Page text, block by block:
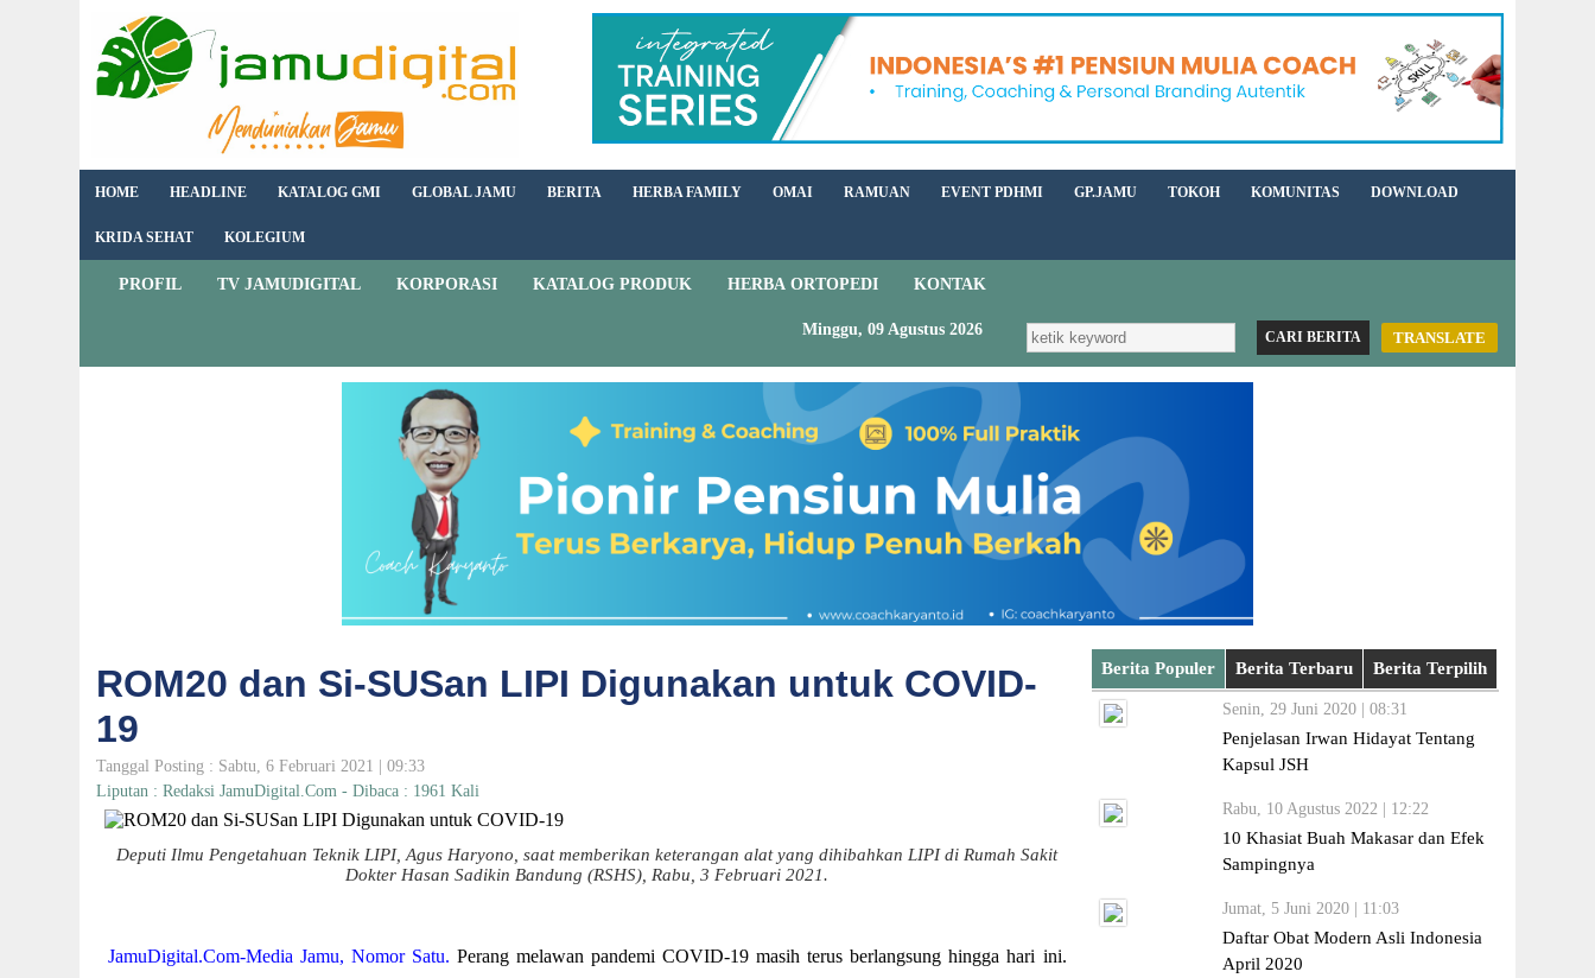
HOME HEADLINE KATALOG GMI GLOBAL JAMU BERITA HERBA FAMILY OMAI RAMUAN EVENT PDHMI GP.JAMU TOKOH KOMUNITAS DOWNLOAD
KRIDA SEHAT KOLEGIUM
PROFIL TV JAMUDIGITAL KORPORASI KATALOG PRODUK HERBA ORTOPEDI KONTAK
TRANSLATE
Minggu, 09 Agustus 2026
ROM20 dan Si-SUSan LIPI Digunakan untuk COVID-
19
Tanggal Posting : Sabtu, 6 Februari 2021 | 09:33
Liputan : Redaksi JamuDigital.Com - Dibaca : 1961 Kali
Deputi Ilmu Pengetahuan Teknik LIPI, Agus Haryono, saat memberikan keterangan alat yang dihibahkan LIPI di Rumah Sakit
Dokter Hasan Sadikin Bandung (RSHS), Rabu, 3 Februari 2021.
JamuDigital.Com-Media Jamu, Nomor Satu. Perang melawan pandemi COVID-19 masih terus berlangsung hingga hari ini.
Berita Populer Berita Terbaru Berita Terpilih
Senin, 29 Juni 2020 | 08:31
Penjelasan Irwan Hidayat Tentang
Kapsul JSH
Rabu, 10 Agustus 2022 | 12:22
10 Khasiat Buah Makasar dan Efek
Sampingnya
Jumat, 5 Juni 2020 | 11:03
Daftar Obat Modern Asli Indonesia
April 2020